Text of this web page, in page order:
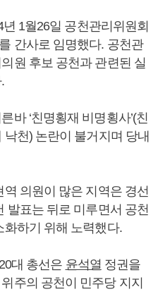
1월26일 공천관리위원회
간사로 임명했다. 공천관
원 후보 공천과 관련된 실
바 ‘친명횡재 비명횡사’(친
낙천) 논란이 불거지며 당내
의원이 많은 지역은 경선
발표는 뒤로 미루면서 공천
하기 위해 노력했다.
대 총선은 윤석열 정권을
주의 공천이 민주당 지지